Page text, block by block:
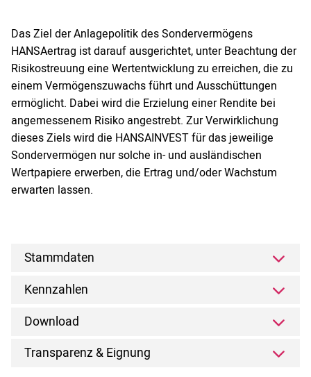
Das Ziel der Anlagepolitik des Sondervermögens
HANSAertrag ist darauf ausgerichtet, unter Beachtung der
Risikostreuung eine Wertentwicklung zu erreichen, die zu
einem Vermögenszuwachs führt und Ausschüttungen
ermöglicht. Dabei wird die Erzielung einer Rendite bei
angemessenem Risiko angestrebt. Zur Verwirklichung
dieses Ziels wird die HANSAINVEST für das jeweilige
Sondervermögen nur solche in- und ausländischen
Wertpapiere erwerben, die Ertrag und/oder Wachstum
erwarten lassen.
Stammdaten
Kennzahlen
Download
Transparenz & Eignung